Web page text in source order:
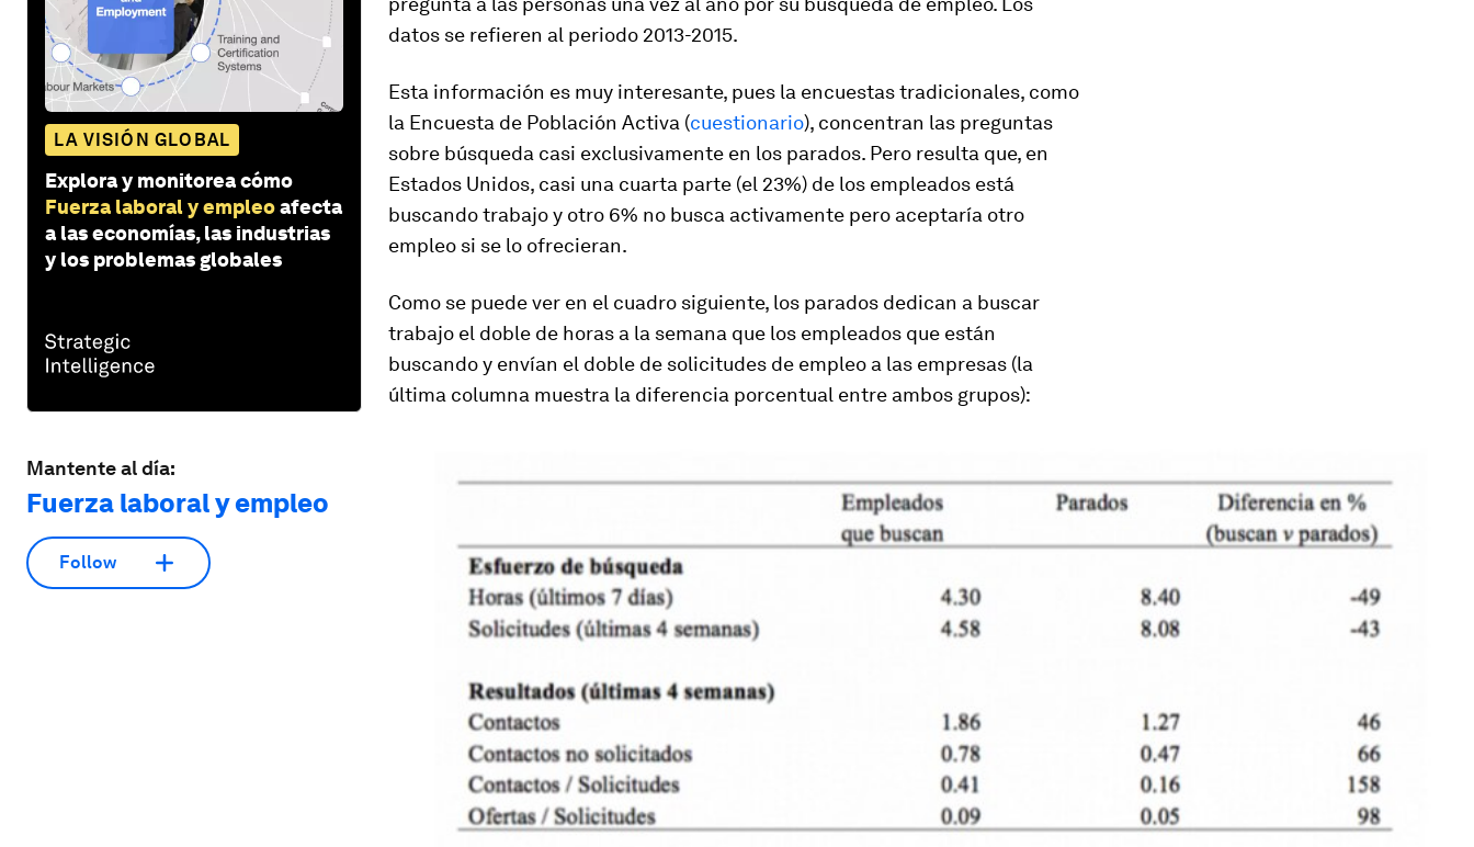
LA VISIÓN GLOBAL
Explora y monitorea cómo
Fuerza laboral y empleoafecta
a las economías, las industrias
y los problemas globales
Mantente al día:
Fuerza laboral y empleo
Follow
datos se refieren al periodo 2013-2015.
Esta información es muy interesante, pues la encuestas tradicionales, como
la Encuesta de Población Activa (cuestionario), concentran las preguntas
sobre búsqueda casi exclusivamente en los parados. Pero resulta que, en
Estados Unidos, casi una cuarta parte (el 23%) de los empleados está
buscando trabajo y otro 6% no busca activamente pero aceptaría otro
empleo si se lo ofrecieran.
Como se puede ver en el cuadro siguiente, los parados dedican a buscar
trabajo el doble de horas a la semana que los empleados que están
buscando y envían el doble de solicitudes de empleo a las empresas (la
última columna muestra la diferencia porcentual entre ambos grupos):